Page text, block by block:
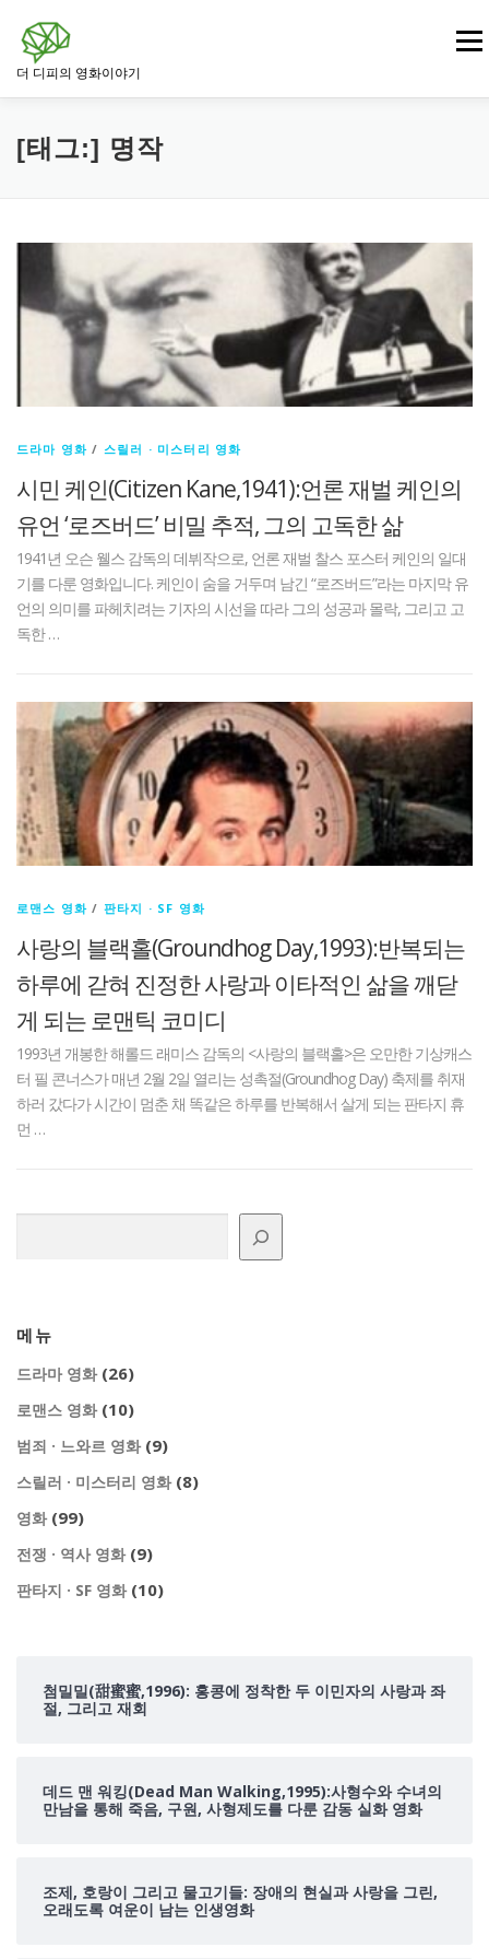
바
더 디피의 영화이야기
메뉴
영화 드라마 영화
스릴러 · 미스터리 영화
[태그:] 명작
드라마 영화 / 스릴러 · 미스터리 영화
시민 케인(Citizen Kane,1941):언론 재벌 케인의
유언 ‘로즈버드’ 비밀 추적, 그의 고독한 삶
1941년 오슨 웰스 감독의 데뷔작으로, 언론 재벌 찰스 포스터 케인의 일대
기를 다룬 영화입니다. 케인이 숨을 거두며 남긴 “로즈버드”라는 마지막 유
언의 의미를 파헤치려는 기자의 시선을 따라 그의 성공과 몰락, 그리고 고
독한 …
로맨스 영화 / 판타지 · SF 영화
사랑의 블랙홀(Groundhog Day,1993):반복되는
하루에 갇혀 진정한 사랑과 이타적인 삶을 깨닫
게 되는 로맨틱 코미디
1993년 개봉한 해롤드 래미스 감독의 <사랑의 블랙홀>은 오만한 기상캐스
터 필 콘너스가 매년 2월 2일 열리는 성촉절(Groundhog Day) 축제를 취재
하러 갔다가 시간이 멈춘 채 똑같은 하루를 반복해서 살게 되는 판타지 휴
먼 …
메뉴
드라마 영화(26)
로맨스 영화(10)
범죄 · 느와르 영화(9)
스릴러 · 미스터리 영화(8)
영화(99)
전쟁 · 역사 영화(9)
판타지 · SF 영화(10)
첨밀밀(甜蜜蜜,1996): 홍콩에 정착한 두 이민자의 사랑과 좌
절, 그리고 재회
데드 맨 워킹(Dead Man Walking,1995):사형수와 수녀의
만남을 통해 죽음, 구원, 사형제도를 다룬 감동 실화 영화
조제, 호랑이 그리고 물고기들: 장애의 현실과 사랑을 그린,
오래도록 여운이 남는 인생영화